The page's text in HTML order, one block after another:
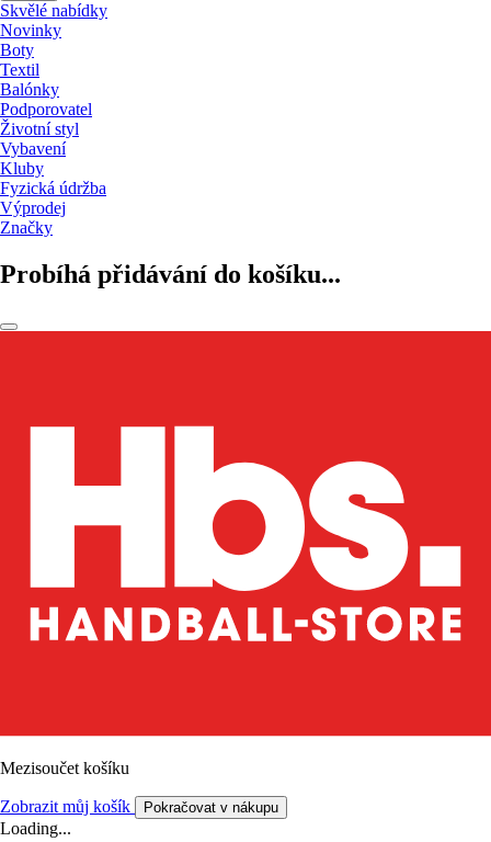
Skvělé nabídky
Novinky
Boty
Textil
Balónky
Podporovatel
Životní styl
Vybavení
Kluby
Fyzická údržba
Výprodej
Značky
Probíhá přidávání do košíku...
Mezisoučet košíku
Zobrazit můj košík Pokračovat v nákupu
Loading...